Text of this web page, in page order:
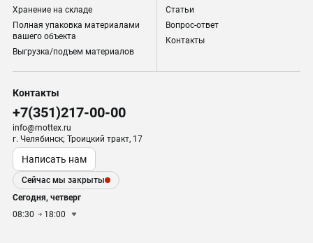
Хранение на складе
Полная упаковка материалами
вашего объекта
Выгрузка/подъем материалов
Статьи
Вопрос-ответ
Контакты
Контакты
+7(351)217-00-00
info@mottex.ru
г. Челябинск; Троицкий тракт, 17
Написать нам
Сейчас мы закрыты
Сегодня, четверг
08:30
18:00